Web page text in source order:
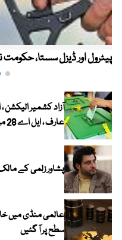
پیٹرول اور ڈیزل سستا، حکومت
عارف ، ایل اے 28 میں پیپلز پارٹی کے بازل نقوی کامیاب
پشاور زلمی کے مالک
عالمی منڈی میں
سطح پر آ گئیں